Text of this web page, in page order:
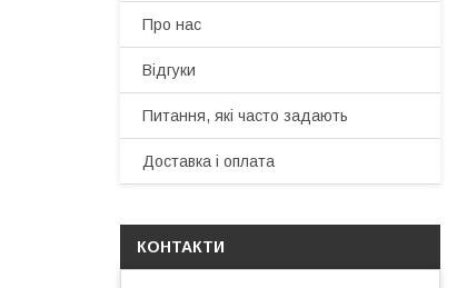
Про нас
Відгуки
Питання, які часто задають
Доставка і оплата
КОНТАКТИ